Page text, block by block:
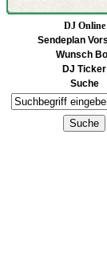
DJ Online
Sendeplan
Wunsch
DJ Ticker
Suche